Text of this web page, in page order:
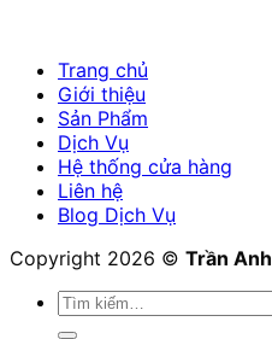
Trang chủ
Giới thiệu
Sản Phẩm
Dịch Vụ
Hệ thống cửa hàng
Liên hệ
Blog Dịch Vụ
Copyright 2026 © Trần Anh
Tìm